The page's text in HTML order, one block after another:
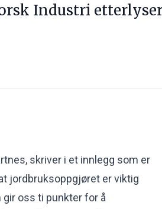
Industri
skriver i et innlegg som er
jordbruksoppgjøret er viktig
oss ti punkter for å